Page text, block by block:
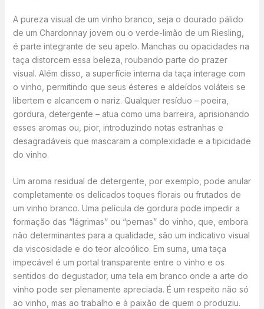
A pureza visual de um vinho branco, seja o dourado pálido
de um Chardonnay jovem ou o verde-limão de um Riesling,
é parte integrante de seu apelo. Manchas ou opacidades na
taça distorcem essa beleza, roubando parte do prazer
visual. Além disso, a superfície interna da taça interage com
o vinho, permitindo que seus ésteres e aldeídos voláteis se
libertem e alcancem o nariz. Qualquer resíduo – poeira,
gordura, detergente – atua como uma barreira, aprisionando
esses aromas ou, pior, introduzindo notas estranhas e
desagradáveis que mascaram a complexidade e a tipicidade
do vinho.
Um aroma residual de detergente, por exemplo, pode anular
completamente os delicados toques florais ou frutados de
um vinho branco. Uma película de gordura pode impedir a
formação das “lágrimas” ou “pernas” do vinho, que, embora
não determinantes para a qualidade, são um indicativo visual
da viscosidade e do teor alcoólico. Em suma, uma taça
impecável é um portal transparente entre o vinho e os
sentidos do degustador, uma tela em branco onde a arte do
vinho pode ser plenamente apreciada. É um respeito não só
ao vinho, mas ao trabalho e à paixão de quem o produziu.